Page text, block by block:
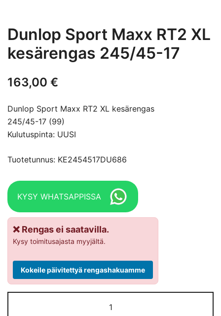
Dunlop Sport Maxx RT2 XL
kesärengas 245/45-17
163,00 €
Dunlop Sport Maxx RT2 XL kesärengas
245/45-17 (99)
Kulutuspinta: UUSI
Tuotetunnus: KE2454517DU686
KYSY WHATSAPPISSA
❌ Rengas ei saatavilla.
Kysy toimitusajasta myyjältä.
Kokeile päivitettyä rengashakuamme
Sport